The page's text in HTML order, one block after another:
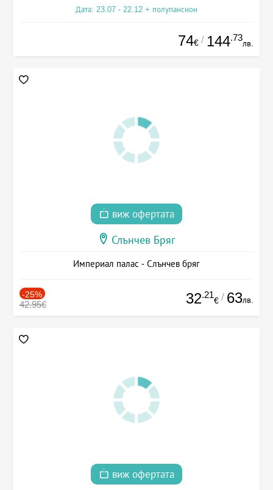
Дата: 23.07 - 22.12 + полупансион
74€ / 144.73
лв.
виж офертата
Слънчев Бряг
Империал палас - Слънчев бряг
-25%
42.95€ 32.21
€ / 63лв.
виж офертата